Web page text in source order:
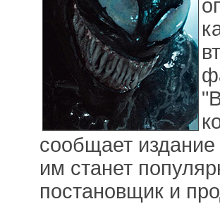
сообщает
им станет
постановщик и